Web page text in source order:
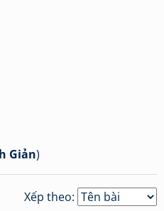
Giản)
Xếp theo: